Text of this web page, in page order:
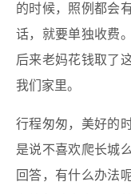
的时候，照例都会
话，就要单独收费
后来老妈花钱取了
我们家里。
行程匆匆，美好的
是说不喜欢爬长城
回答，有什么办法